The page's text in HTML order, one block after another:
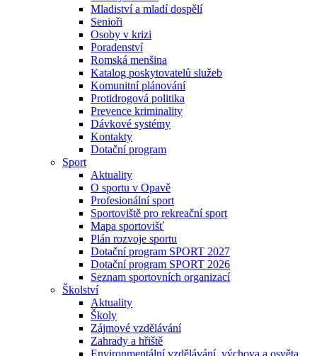
Mladiství a mladí dospělí
Senioři
Osoby v krizi
Poradenství
Romská menšina
Katalog poskytovatelů služeb
Komunitní plánování
Protidrogová politika
Prevence kriminality
Dávkové systémy
Kontakty
Dotační program
Sport
Aktuality
O sportu v Opavě
Profesionální sport
Sportoviště pro rekreační sport
Mapa sportovišť
Plán rozvoje sportu
Dotační program SPORT 2027
Dotační program SPORT 2026
Seznam sportovních organizací
Školství
Aktuality
Školy
Zájmové vzdělávání
Zahrady a hřiště